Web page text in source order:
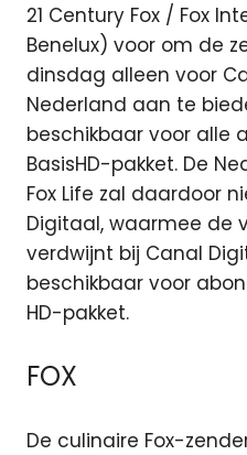
21 Century Fox / Fox
Benelux) voor om de
dinsdag alleen voor
Nederland aan te
beschikbaar voor alle
BasisHD-pakket. De
Fox Life zal daardoor
Digitaal, waarmee de
verdwijnt bij Canal
beschikbaar voor
HD-pakket.
FOX
De culinaire Fox-